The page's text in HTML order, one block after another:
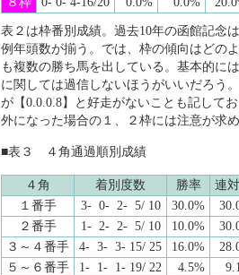
表２は枠番別成績。過去10年の函館記念
例年頭数が揃う。では、枠の傾向はどの
も複数の勝ち馬を出している。基本的に
に関しては過信しないほうがいいだろう
が【0.0.0.8】と好走がないことも記して
外になった場合の１、２枠には注意が求め
■表３ ４角通過順別成績
４角 着別度数 勝率 連
１番手
3- 0- 2- 5/ 10 30.0%
２番手
1- 2- 2- 5/ 10 10.0%
３～４番手
4- 3- 3- 15/ 25 16.0%
５～６番手
1- 1- 1- 19/ 22 4.5%